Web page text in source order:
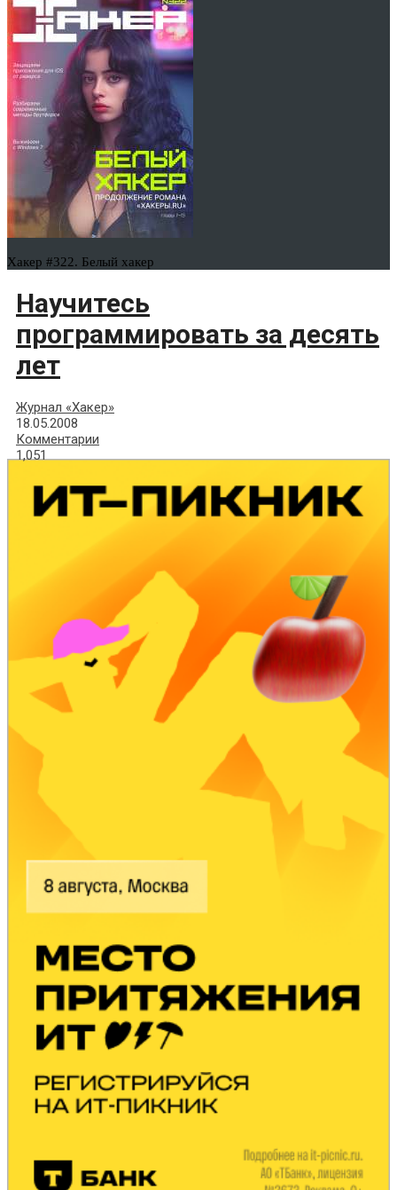
Хакер #322. Белый хакер
Научитесь
программировать за десять
лет
Журнал «Хакер»
18.05.2008
Комментарии
1,051